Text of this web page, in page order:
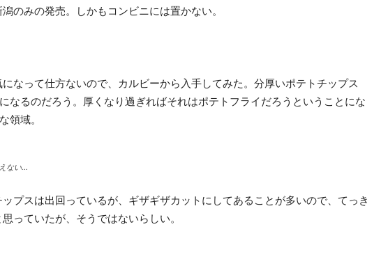
のみの発売。しかもコンビニには置かない。
なって仕方ないので、カルビーから入手してみた。分厚いポテトチップス
なるのだろう。厚くなり過ぎればそれはポテトフライだろうということにな
領域。
ない…
プスは出回っているが、ギザギザカットにしてあることが多いので、てっき
っていたが、そうではないらしい。